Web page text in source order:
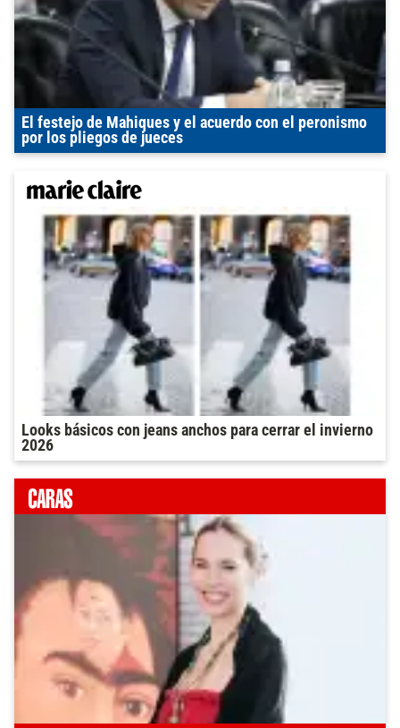
El festejo de Mahiques y el acuerdo con el peronismo
por los pliegos de jueces
Looks básicos con jeans anchos para cerrar el invierno
2026